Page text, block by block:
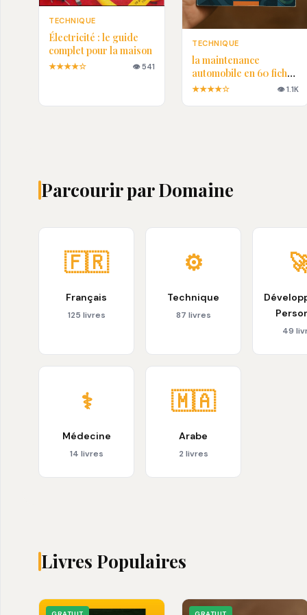
TECHNIQUE
Électricité : le guide
complet pour la maison
★★★★☆ 👁 541
TECHNIQUE
la maintenance
automobile en 60 fiches
pratiques en PDF
★★★★☆ 👁 1.1K
Parcourir par Domaine
🇫🇷
Français
125 livres
⚙️
Technique
87 livres
49
⚕️
Médecine
14 livres
🇲🇦
Arabe
2 livres
Livres Populaires